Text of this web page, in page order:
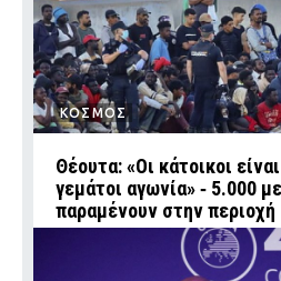
ΚΟΣΜΟΣ
Θέουτα: «Οι κάτοικοι
γεμάτοι αγωνία» ‑ 5.000
παραμένουν στην περιοχή